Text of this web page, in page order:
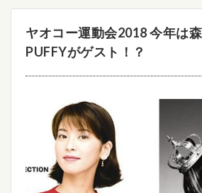
企業・団体
行政
地域から探す
募集！
運営団体
ヤオコー運動会2018 今年は
PUFFYがゲスト！？